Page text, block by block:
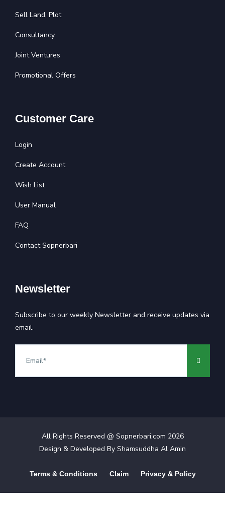
Sell Land, Plot
Consultancy
Joint Ventures
Promotional Offers
Customer Care
Login
Create Account
Wish List
User Manual
FAQ
Contact Sopnerbari
Newsletter
Subscribe to our weekly Newsletter and receive updates via
email.
All Rights Reserved @ Sopnerbari.com 2026
Design & Developed By Shamsuddha Al Amin
Terms & Conditions Claim Privacy & Policy